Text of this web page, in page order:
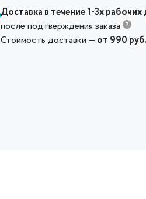
Доставка в течение 1-3х рабочих
после подтверждения заказа
Стоимость доставки — от 990 руб.